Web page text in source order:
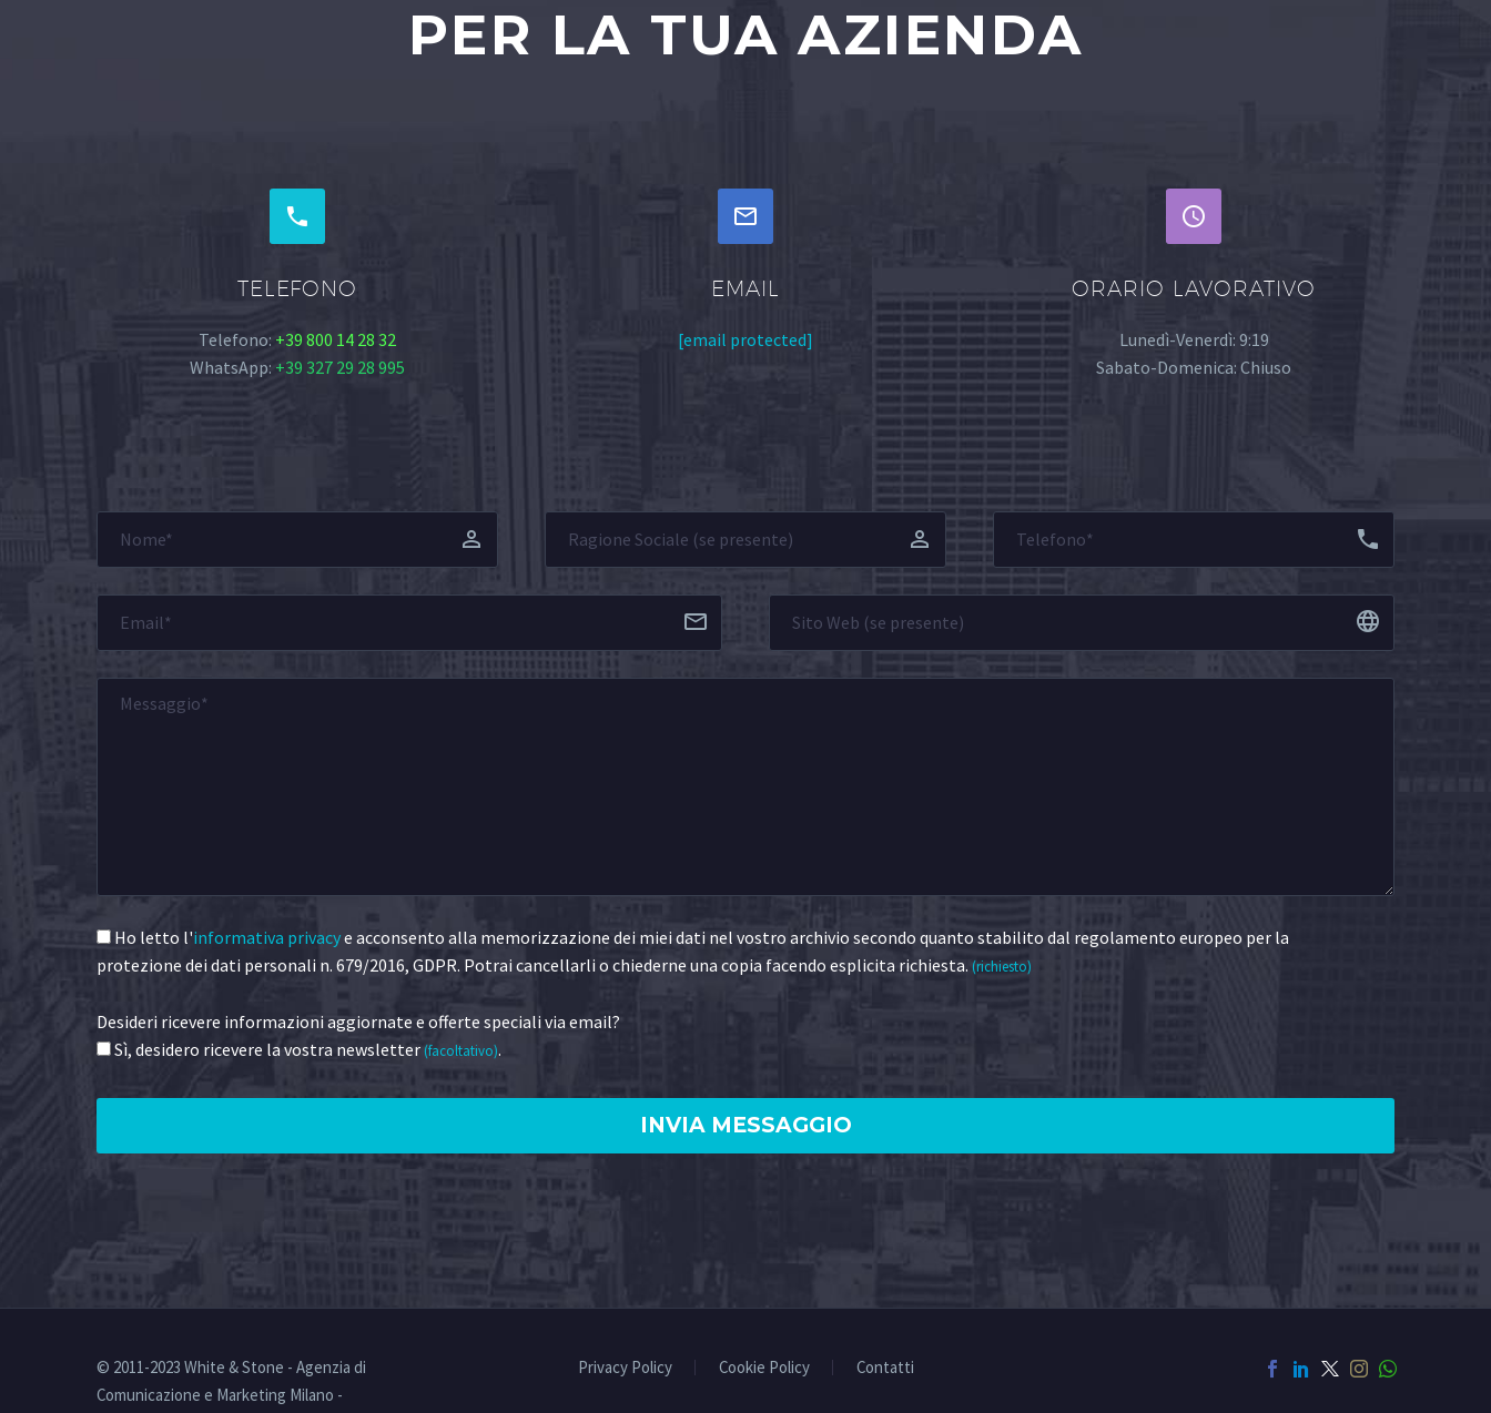
PER LA TUA AZIENDA


TELEFONO
Telefono: +39 800 14 28 32
WhatsApp: +39 327 29 28 995


EMAIL
[email protected]


ORARIO LAVORATIVO
Lunedì-Venerdì: 9:19
Sabato-Domenica: Chiuso
Ho letto l'informativa privacye acconsento alla memorizzazione dei miei dati nel vostro archivio secondo quanto stabilito dal regolamento europeo per la
protezione dei dati personali n. 679/2016, GDPR. Potrai cancellarli o chiederne una copia facendo esplicita richiesta. (richiesto)
Desideri ricevere informazioni aggiornate e offerte speciali via email?
Sì, desidero ricevere la vostra newsletter(facoltativo).
Privacy Policy Cookie Policy Contatti
© 2011-2023 White & Stone - Agenzia di
Comunicazione e Marketing Milano -